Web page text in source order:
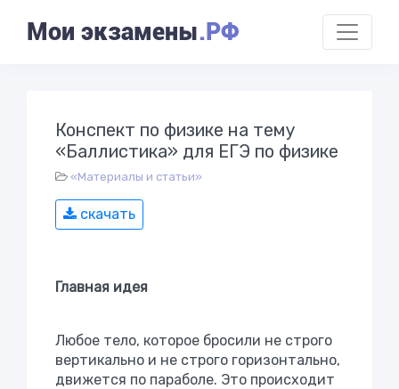
Мои экзамены.РФ
Конспект по физике на тему
«Баллистика» для ЕГЭ по физике
«Материалы и статьи»
скачать
Главная идея
Любое тело, которое бросили не строго
вертикально и не строго горизонтально,
движется по параболе. Это происходит